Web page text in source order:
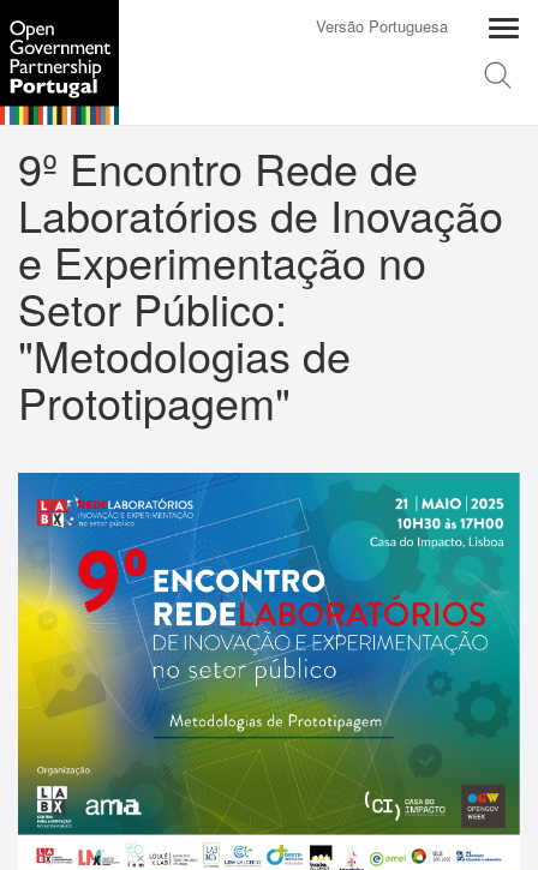
Versão Portuguesa
9º Encontro Rede de
Laboratórios de Inovação
e Experimentação no
Setor Público:
"Metodologias de
Prototipagem"